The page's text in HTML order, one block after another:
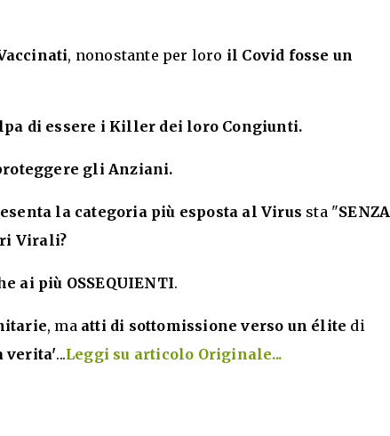
, nonostante per loro il Covid fosse un
di essere i Killer dei loro Congiunti.
gli Anziani.
la categoria più esposta al Virus sta "SENZA
Virali?
ai più OSSEQUIENTI.
, ma atti di sottomissione verso un élite di
verita'...Leggi su articolo Originale...